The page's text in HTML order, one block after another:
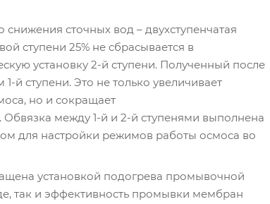
сточных вод – двухступенчатая
ступени 25% не сбрасывается в
установку 2-й ступени. Полученный после
й ступени. Это не только увеличивает
но и сокращает
Обвязка между 1-й и 2-й ступенями выполнена
для настройки режимов работы осмоса во
установкой подогрева промывочной
так и эффективность промывки мембран